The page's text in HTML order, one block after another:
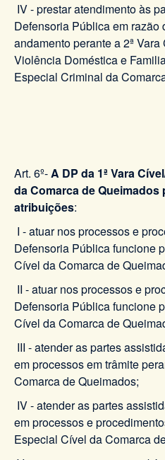
IV - prestar atendimento às
Defensoria Pública em razão
andamento perante a 2ª
Violência Doméstica e
Especial Criminal da
Art. 6º-A DP da 1ª Vara
da Comarca de
atribuições:
I - atuar nos processos e
Defensoria Pública funcione
Cível da Comarca de
II - atuar nos processos e
Defensoria Pública funcione
Cível da Comarca de
III - atender as partes
em processos em trâmite
Comarca de Queimados;
IV - atender as partes
em processos e
Especial Cível da Comarca